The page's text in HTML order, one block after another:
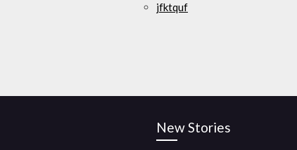
jfktquf
New Stories